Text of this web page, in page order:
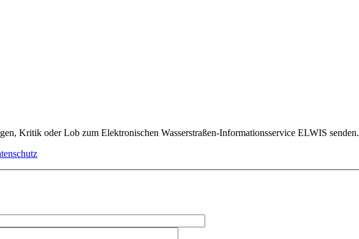
Kritik oder Lob zum Elektronischen Wasserstraßen-Informationsservice ELWIS senden.